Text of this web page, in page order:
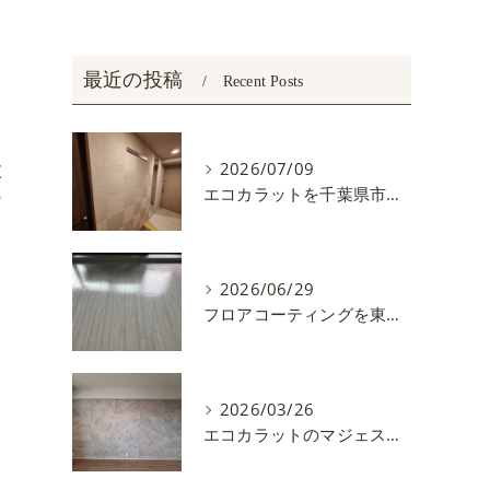
最近の投稿 Recent Posts
2026/07/09
エコカラットを千葉県市川市で施工しました。
2026/06/29
フロアコーティングを東京都練馬区で施工しました
2026/03/26
エコカラットのマジェスティクスレートを施工しました